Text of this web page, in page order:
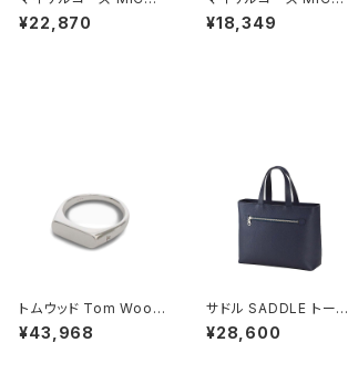
EL KORS トートバッグ
35F0SCFT3L-NAVY
¥22,870
EL KORS ショルダーバ
ッグ 35F1GTVC6T-L
¥18,349
トムウッド Tom Wood
Knut Ring リング 100
572-54 シルバー
¥43,968
サドル SADDLE トート
バッグ ミニトート 牛革
本革 日本製 姫路産 自
¥28,600